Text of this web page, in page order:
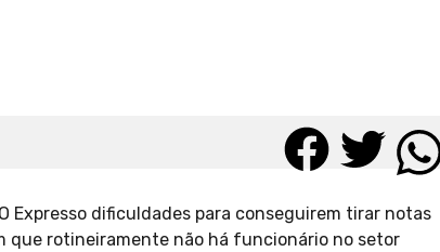
Expresso dificuldades para conseguirem tirar notas
que rotineiramente não há funcionário no setor